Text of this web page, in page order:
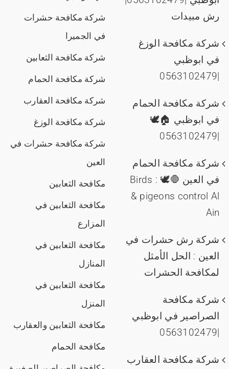
رش مبيدات
شركة مكافحة الوزغ
في ابوظبي
|0563102479
شركة مكافحة الحمام
في ابوظبي 🏠🕊️
|0563102479
شركة مكافحة الحمام
في العين 🛑🕊️ : Birds
& pigeons control Al
Ain
شركة رش حشرات في
العين : الحل الأمثل
لمكافحة الحشرات
شركة مكافحة
الصراصير في ابوظبي
|0563102479
شركة مكافحة العقارب
شركة مكافحة حشرات
في الجميرا
شركة مكافحة الثعابين
شركة مكافحة الحمام
شركة مكافحة العقارب
شركة مكافحة الوزغ
شركة مكافحة حشرات في
العين
مكافحة الثعابين
مكافحة الثعابين في
المزارع
مكافحة الثعابين في
المنازل
مكافحة الثعابين في
المنزل
مكافحة الثعابين والعقارب
مكافحة الحمام